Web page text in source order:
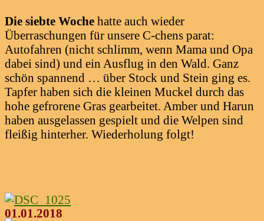
Die siebte Woche hatte auch wieder
Überraschungen für unsere C-chens parat:
Autofahren (nicht schlimm, wenn Mama und Opa
dabei sind) und ein Ausflug in den Wald. Ganz
schön spannend … über Stock und Stein ging es.
Tapfer haben sich die kleinen Muckel durch das
hohe gefrorene Gras gearbeitet. Amber und Harun
haben ausgelassen gespielt und die Welpen sind
fleißig hinterher. Wiederholung folgt!
01.01.2018